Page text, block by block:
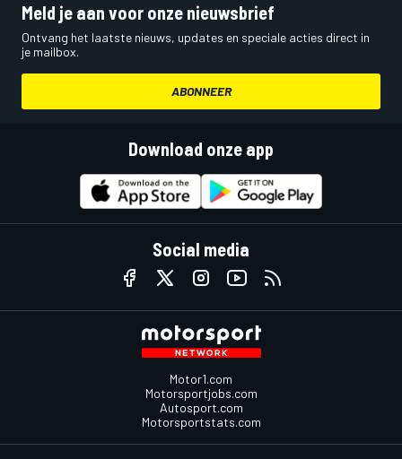
Meld je aan voor onze nieuwsbrief
Ontvang het laatste nieuws, updates en speciale acties direct in
je mailbox.
ABONNEER
Download onze app
Social media
Motor1.com
Motorsportjobs.com
Autosport.com
Motorsportstats.com